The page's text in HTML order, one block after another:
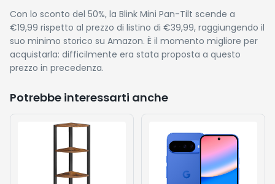
Con lo sconto del 50%, la Blink Mini Pan-Tilt scende a
€19,99 rispetto al prezzo di listino di €39,99, raggiungendo il
suo minimo storico su Amazon. È il momento migliore per
acquistarla: difficilmente era stata proposta a questo
prezzo in precedenza.
Potrebbe interessarti anche